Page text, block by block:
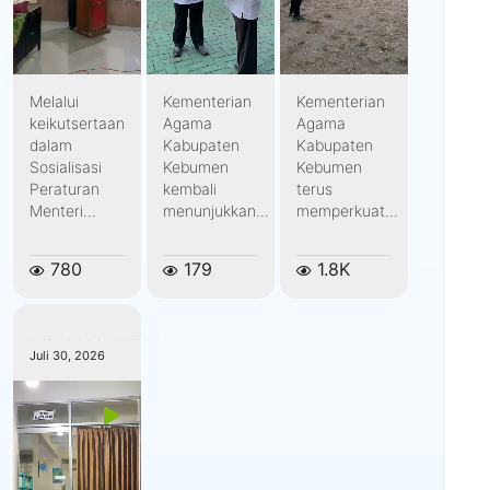
Melalui
keikutsertaan
dalam
Sosialisasi
Peraturan
Menteri...
780
Kementerian
Agama
Kabupaten
Kebumen
kembali
menunjukkan...
179
Kementerian
Agama
Kabupaten
Kebumen
terus
memperkuat...
1.8K
Juli 30, 2026